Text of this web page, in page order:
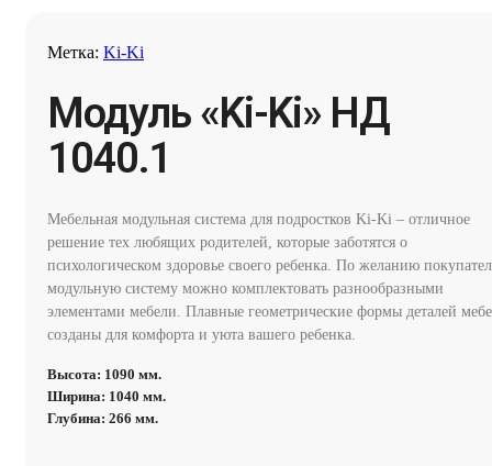
Модуль «Ki-Ki» НД
1040.1
Мебельная модульная система для подростков Ki-Ki – отличное
решение тех любящих родителей, которые заботятся о
психологическом здоровье своего ребенка. По желанию
модульную систему можно комплектовать разнообразными
элементами мебели. Плавные геометрические формы деталей
созданы для комфорта и уюта вашего ребенка.
Высота: 1090 мм.
Ширина: 1040 мм.
Глубина: 266 мм.
Метка: Ki-Ki